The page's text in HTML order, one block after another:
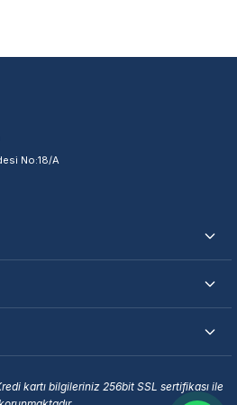
Nasıl Bulurum?
No:18/A
kartı bilgileriniz 256bit SSL sertifikası ile